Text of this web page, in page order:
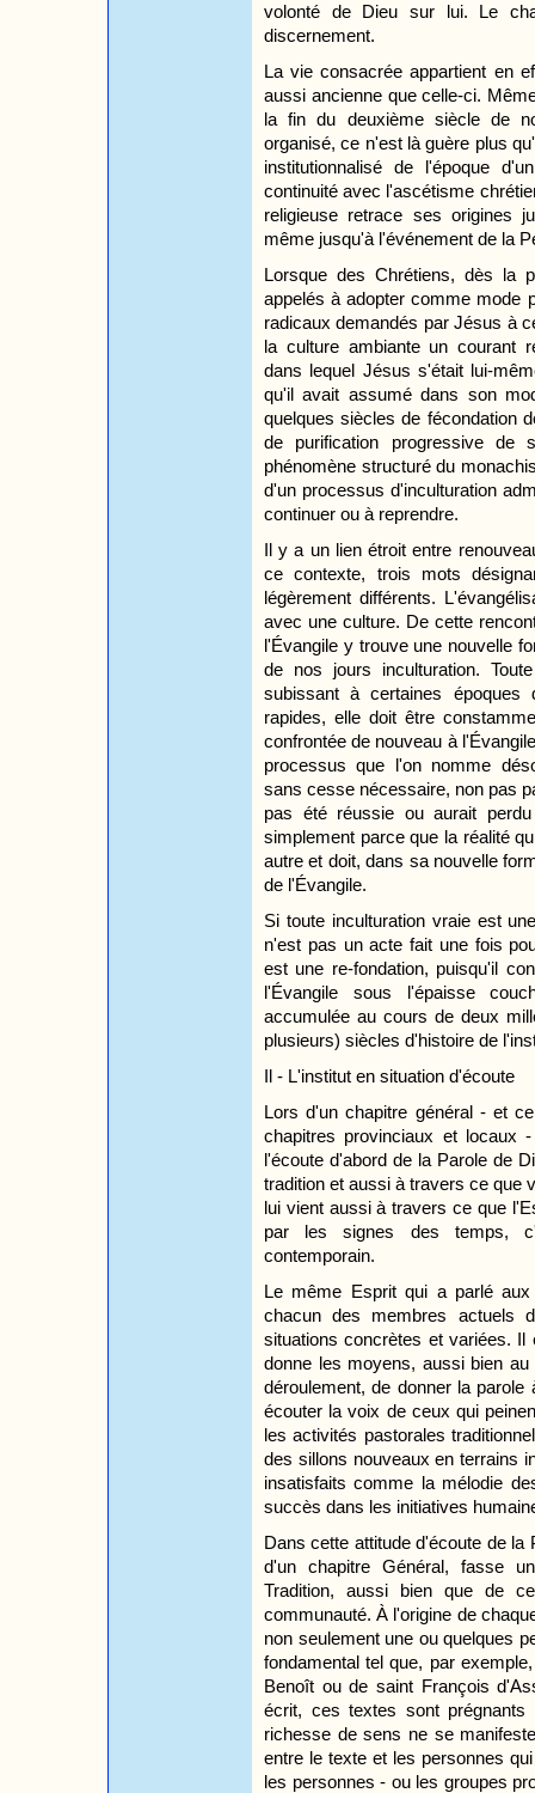
volonté de Dieu sur lui. Le
discernement.
La vie consacrée appartient en
aussi ancienne que celle-ci.
la fin du deuxième siècle de
organisé, ce n'est là guère plus
institutionnalisé de l'époque
continuité avec l'ascétisme
religieuse retrace ses origines
même jusqu'à l'événement de la
Lorsque des Chrétiens, dès la
appelés à adopter comme mode
radicaux demandés par Jésus à
la culture ambiante un courant
dans lequel Jésus s'était lui-
qu'il avait assumé dans son
quelques siècles de fécondation
de purification progressive de
phénomène structuré du
d'un processus d'inculturation
continuer ou à reprendre.
Il y a un lien étroit entre
ce contexte, trois mots
légèrement différents.
avec une culture. De cette
l'Évangile y trouve une nouvelle
de nos jours inculturation.
subissant à certaines époques
rapides, elle doit être
confrontée de nouveau à
processus que l'on nomme
sans cesse nécessaire, non pas
pas été réussie ou aurait
simplement parce que la réalité
autre et doit, dans sa nouvelle
de l'Évangile.
Si toute inculturation vraie est
n'est pas un acte fait une fois
est une re-fondation, puisqu'il
l'Évangile sous l'épaisse
accumulée au cours de deux
plusieurs) siècles d'histoire de
Il - L'institut en situation d'écoute
Lors d'un chapitre général - et
chapitres provinciaux et locaux
l'écoute d'abord de la Parole de
tradition et aussi à travers ce que
lui vient aussi à travers ce que
par les signes des temps,
contemporain.
Le même Esprit qui a parlé
chacun des membres actuels
situations concrètes et variées.
donne les moyens, aussi bien
déroulement, de donner la
écouter la voix de ceux qui
les activités pastorales
des sillons nouveaux en terrains
insatisfaits comme la mélodie
succès dans les initiatives
Dans cette attitude d'écoute de la
d'un chapitre Général, fasse
Tradition, aussi bien que de
communauté. À l'origine de
non seulement une ou quelques
fondamental tel que, par
Benoît ou de saint François
écrit, ces textes sont prégnants
richesse de sens ne se
entre le texte et les personnes
les personnes - ou les groupes